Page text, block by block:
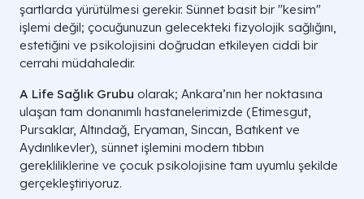
şartlarda yürütülmesi gerekir. Sünnet basit bir "kesim"
işlemi değil; çocuğunuzun gelecekteki fizyolojik sağlığını,
estetiğini ve psikolojisini doğrudan etkileyen ciddi bir
cerrahi müdahaledir.
A Life Sağlık Grubu olarak; Ankara’nın her noktasına
ulaşan tam donanımlı hastanelerimizde (Etimesgut,
Pursaklar, Altındağ, Eryaman, Sincan, Batıkent ve
Aydınlıkevler), sünnet işlemini modern tıbbın
gerekliliklerine ve çocuk psikolojisine tam uyumlu şekilde
gerçekleştiriyoruz.